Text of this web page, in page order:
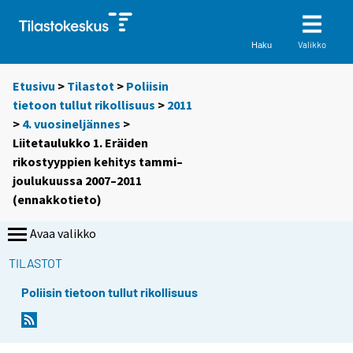
Haku Valikko
Etusivu > Tilastot > Poliisin
tietoon tullut rikollisuus > 2011
> 4. vuosineljännes >
Liitetaulukko 1. Eräiden
rikostyyppien kehitys tammi–
joulukuussa 2007–2011
(ennakkotieto)
Avaa valikko
TILASTOT
Poliisin tietoon tullut rikollisuus